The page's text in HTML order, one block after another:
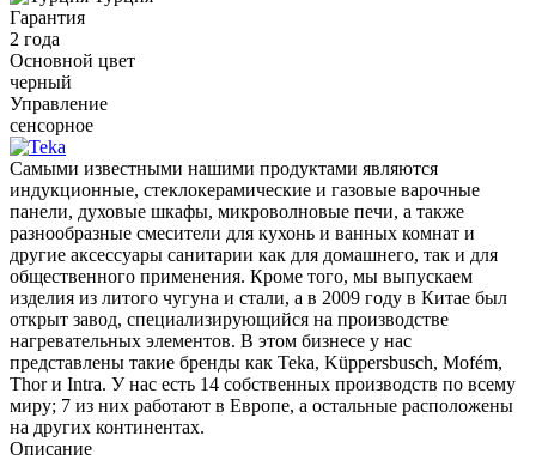
Гарантия
2 года
Основной цвет
черный
Управление
сенсорное
Самыми известными нашими продуктами являются
индукционные, стеклокерамические и газовые варочные
панели, духовые шкафы, микроволновые печи, а также
разнообразные смесители для кухонь и ванных комнат и
другие аксессуары санитарии как для домашнего, так и для
общественного применения. Кроме того, мы выпускаем
изделия из литого чугуна и стали, а в 2009 году в Китае был
открыт завод, специализирующийся на производстве
нагревательных элементов. В этом бизнесе у нас
представлены такие бренды как Teka, Küppersbusch, Mofém,
Thor и Intra. У нас есть 14 собственных производств по всему
миру; 7 из них работают в Европе, а остальные расположены
на других континентах.
Описание